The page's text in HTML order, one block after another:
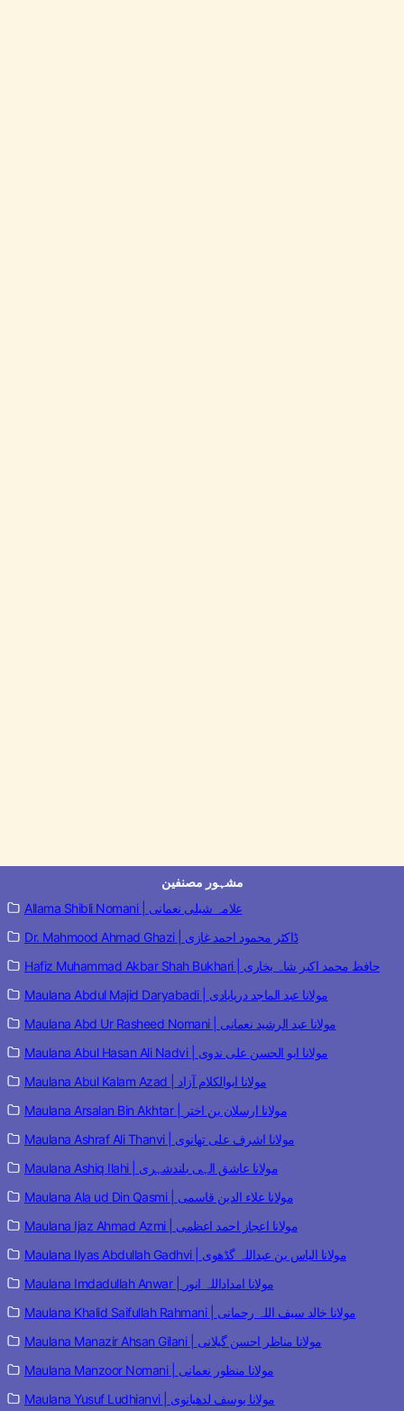
مشہور مصنفین
Allama Shibli Nomani | علامہ شبلی نعمانی
Dr. Mahmood Ahmad Ghazi | ڈاکٹر محمود احمد غازی
Hafiz Muhammad Akbar Shah Bukhari | حافظ محمد اکبر شاہ بخاری
Maulana Abdul Majid Daryabadi | مولانا عبد الماجد دریابادی
Maulana Abd Ur Rasheed Nomani | مولانا عبد الرشید نعمانی
Maulana Abul Hasan Ali Nadvi | مولانا ابو الحسن علی ندوی
Maulana Abul Kalam Azad | مولانا ابوالکلام آزاد
Maulana Arsalan Bin Akhtar | مولانا ارسلان بن اختر
Maulana Ashraf Ali Thanvi | مولانا اشرف علی تھانوی
Maulana Ashiq Ilahi | مولانا عاشق الہی بلندشہری
Maulana Ala ud Din Qasmi | مولانا علاء الدین قاسمی
Maulana Ijaz Ahmad Azmi | مولانا اعجاز احمد اعظمی
Maulana Ilyas Abdullah Gadhvi | مولانا الیاس بن عبداللہ گڈھوی
Maulana Imdadullah Anwar | مولانا امداداللہ انور
Maulana Khalid Saifullah Rahmani | مولانا خالد سیف اللہ رحمانی
Maulana Manazir Ahsan Gilani | مولانا مناظر احسن گیلانی
Maulana Manzoor Nomani | مولانا منظور نعمانی
Maulana Yusuf Ludhianvi | مولانا یوسف لدھیانوی